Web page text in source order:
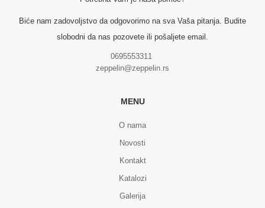
Biće nam zadovoljstvo da odgovorimo na sva Vaša pitanja. Budite
slobodni da nas pozovete ili pošaljete email.
0695553311
zeppelin@zeppelin.rs
MENU
O nama
Novosti
Kontakt
Katalozi
Galerija